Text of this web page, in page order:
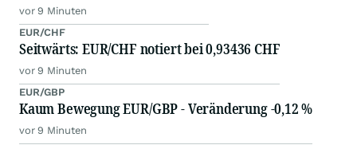
vor 9 Minuten
EUR/CHF
Seitwärts: EUR/CHF notiert bei 0,93436 CHF
vor 9 Minuten
EUR/GBP
Kaum Bewegung EUR/GBP - Veränderung -0,12 %
vor 9 Minuten